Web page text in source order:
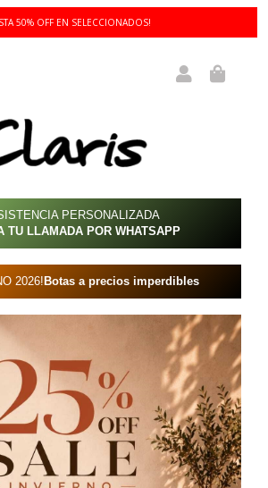
3 Y 6 CUOTAS SIN INTERÉS!
PERSONALIZADA
TU LLAMADA POR WHATSAPP
2026!Botas a precios imperdibles